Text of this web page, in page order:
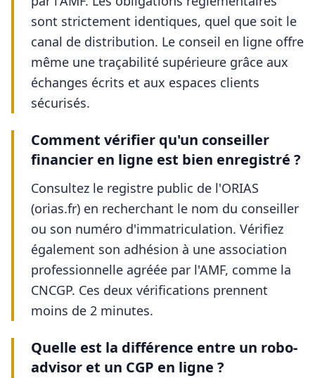
sont strictement identiques, quel que soit le
canal de distribution. Le conseil en ligne offre
même une traçabilité supérieure grâce aux
échanges écrits et aux espaces clients
sécurisés.
Comment vérifier qu'un conseiller
financier en ligne est bien enregistré ?
Consultez le registre public de l'ORIAS
(orias.fr) en recherchant le nom du conseiller
ou son numéro d'immatriculation. Vérifiez
également son adhésion à une association
professionnelle agréée par l'AMF, comme la
CNCGP. Ces deux vérifications prennent
moins de 2 minutes.
Quelle est la différence entre un robo-
advisor et un CGP en ligne ?